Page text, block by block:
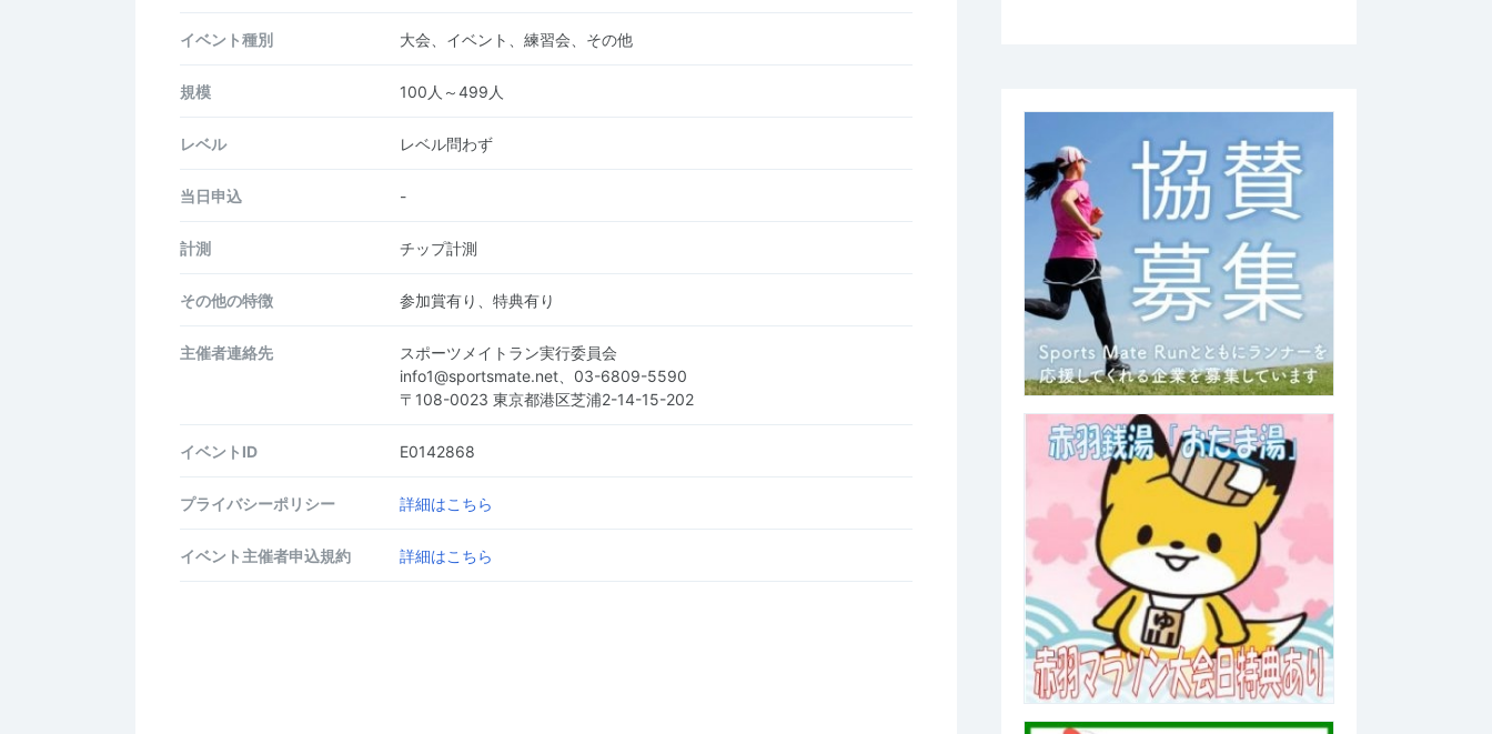
イベント種別 大会、イベント、練習会、その他
規模 100人～499人
レベル レベル問わず
当日申込 -
計測 チップ計測
その他の特徴 参加賞有り、特典有り
主催者連絡先
スポーツメイトラン実行委員会
info1@sportsmate.net、03-6809-5590
〒108-0023 東京都港区芝浦2-14-15-202
イベントID E0142868
プライバシーポリシー 詳細はこちら
イベント主催者申込規約 詳細はこちら